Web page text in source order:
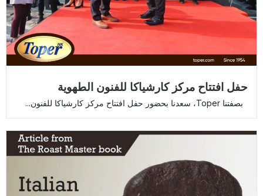
حفل افتتاح مركز كارشياكا للفنون الطهوية
بصفتنا Toper، سعدنا بحضور حفل افتتاح مركز كارشياكا للفنون...